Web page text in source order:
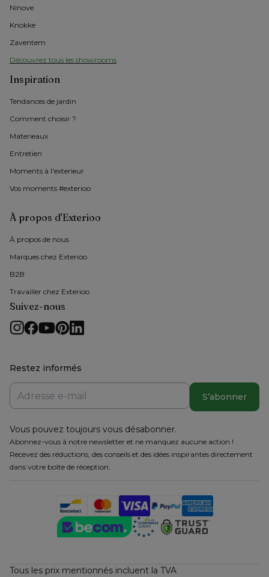
Ninove
Knokke
Zaventem
Découvrez tous les showrooms
Inspiration
Tendances de jardin
Comment choisir ?
Materieaux
Entretien
Moments à l'exterieur
Vos moments #exterioo
À propos d'Exterioo
À propos de nous
Marques chez Exterioo
B2B
Travailler chez Exterioo
Suivez-nous
Restez informés
S’abonner
Vous pouvez toujours vous désabonner.
Abonnez-vous à notre newsletter et ne manquez aucune action !
Recevez des réductions, des conseils et des idées inspirantes directement
dans votre boîte de réception.
Tous les prix mentionnés incluent la TVA